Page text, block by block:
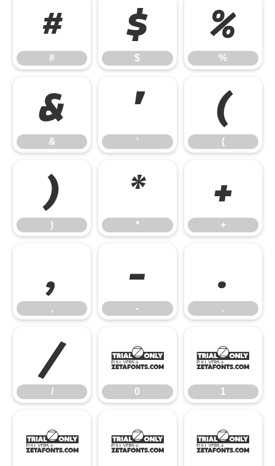
#
#
$
$
%
%
&
&
'
'
(
(
)
)
*
*
+
+
,
,
-
-
.
.
/
/
0
0
1
1
2 3 4